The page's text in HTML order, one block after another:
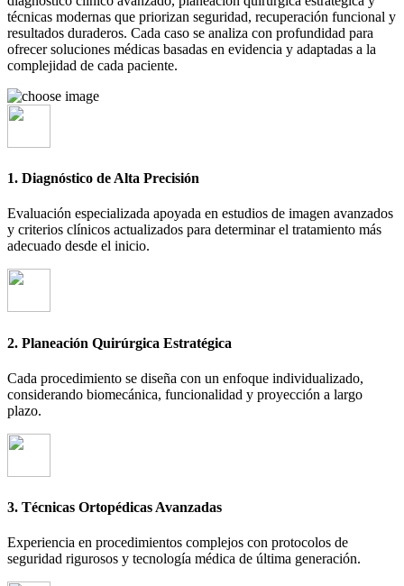
técnicas modernas que priorizan seguridad, recuperación funcional y
resultados duraderos. Cada caso se analiza con profundidad para
ofrecer soluciones médicas basadas en evidencia y adaptadas a la
complejidad de cada paciente.
1. Diagnóstico de Alta Precisión
Evaluación especializada apoyada en estudios de imagen avanzados
y criterios clínicos actualizados para determinar el tratamiento más
adecuado desde el inicio.
2. Planeación Quirúrgica Estratégica
Cada procedimiento se diseña con un enfoque individualizado,
considerando biomecánica, funcionalidad y proyección a largo
plazo.
3. Técnicas Ortopédicas Avanzadas
Experiencia en procedimientos complejos con protocolos de
seguridad rigurosos y tecnología médica de última generación.